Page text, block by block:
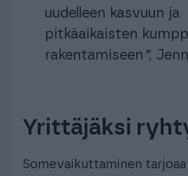
uudelleen kasvuun ja
pitkäaikaisten
rakentamiseen ”,
Yrittäjäksi
Somevaikuttaminen